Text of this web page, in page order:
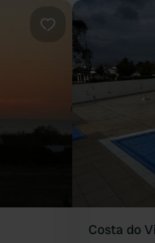
Préféré
Costa do